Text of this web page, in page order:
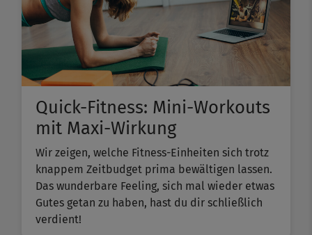
Quick-Fitness: Mini-Workouts
mit Maxi-Wirkung
Wir zeigen, welche Fitness-Einheiten sich trotz
knappem Zeitbudget prima bewältigen lassen.
Das wunderbare Feeling, sich mal wieder etwas
Gutes getan zu haben, hast du dir schließlich
verdient!